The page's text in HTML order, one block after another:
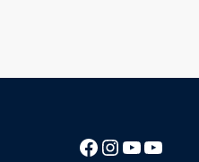
Посилання на Facebook сторінку ліцею
Instagram
Посилання на YouTube канал ліцеюПосилання на YouTube канал ліцею